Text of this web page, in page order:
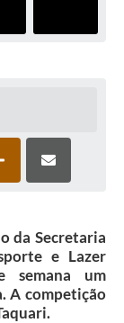
da Secretaria
e Lazer
semana um
A competição